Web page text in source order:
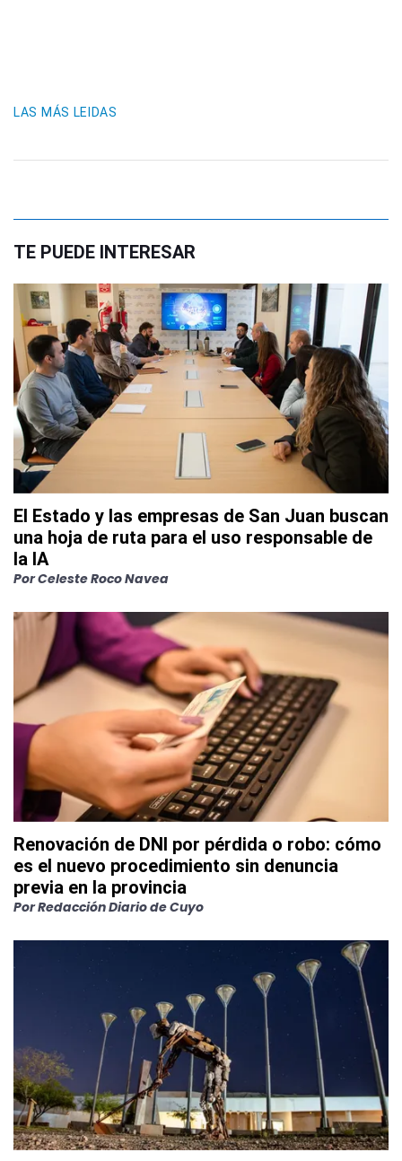
LAS MÁS LEIDAS
TE PUEDE INTERESAR
El Estado y las empresas de San Juan buscan
una hoja de ruta para el uso responsable de
la IA
PorCeleste Roco Navea
Renovación de DNI por pérdida o robo: cómo
es el nuevo procedimiento sin denuncia
previa en la provincia
PorRedacción Diario de Cuyo